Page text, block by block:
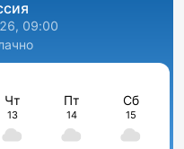
09:00
Чт
13
Пт
14
Сб
15